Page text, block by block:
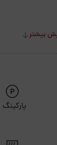
بیشتر
پارکینگ